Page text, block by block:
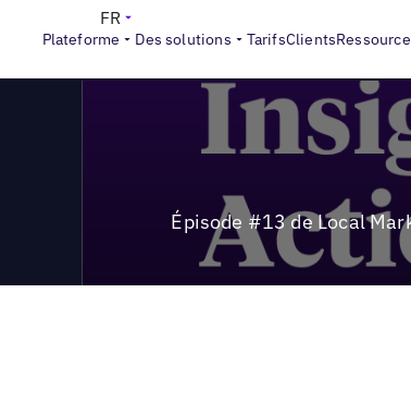
Plateforme Des solutions TarifsClients
FR
Local Marketing Beat Épisode #13 de Local
Épisode #13 de Local